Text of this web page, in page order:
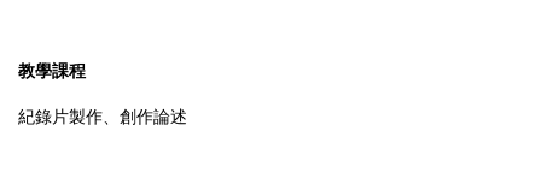
教學課程
紀錄片製作、創作論述